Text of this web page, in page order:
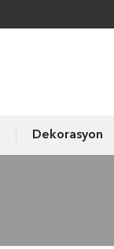
Dekorasyon